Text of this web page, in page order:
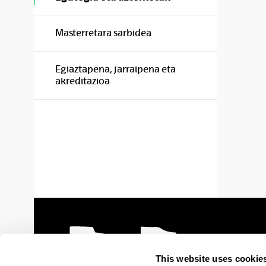
This website uses
Masterretara sarbidea
Egiaztapena, jarraipena eta
akreditazioa